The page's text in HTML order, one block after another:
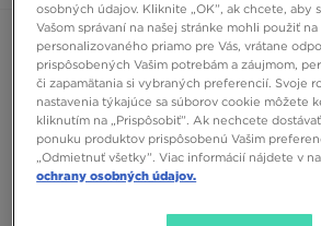
Zoradiť:Odporúčané
Žiadne produkty na
osobných údajov. Kliknite „OK”, ak chcete, aby
Vašom správaní na našej stránke mohli použiť
personalizovaného priamo pre Vás, vrátane
prispôsobených Vašim potrebám a záujmom,
či zapamätania si vybraných preferencií. Svoje
nastavenia týkajúce sa súborov cookie môžete
kliknutím na „Prispôsobiť”. Ak nechcete
ponuku produktov prispôsobenú Vašim
„Odmietnuť všetky”. Viac informácií nájdete v
ochrany osobných údajov.